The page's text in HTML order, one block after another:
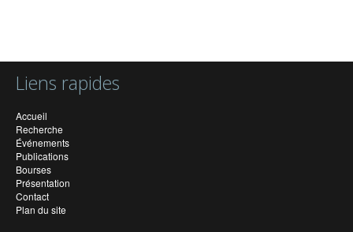
Liens rapides
Accueil
Recherche
Événements
Publications
Bourses
Présentation
Contact
Plan du site